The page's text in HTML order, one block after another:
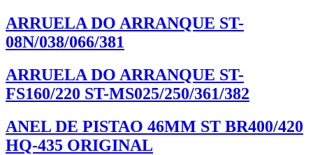
ARRUELA DO ARRANQUE ST-
08N/038/066/381
ARRUELA DO ARRANQUE ST-
FS160/220 ST-MS025/250/361/382
ANEL DE PISTAO 46MM ST BR400/420
HQ-435 ORIGINAL